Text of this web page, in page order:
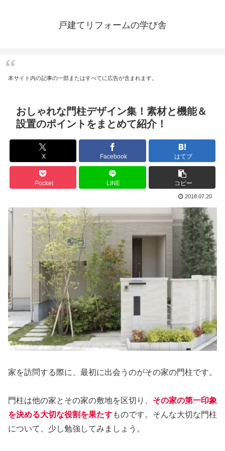
戸建てリフォームの学び舎
本サイト内の記事の一部またはすべてに広告が含まれます。
おしゃれな門柱デザイン集！素材と機能＆
設置のポイントをまとめて紹介！
X Facebook はてブ
Pocket LINE コピー
2018.07.20
家を訪問する際に、最初に出会うのがその家の門柱です。
門柱は他の家とその家の敷地を区切り、 その家の第一印象
を決める大切な役割を果たすものです。そんな大切な門柱
について、少し勉強してみましょう。